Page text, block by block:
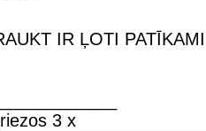
IR ĻOTI
3 x